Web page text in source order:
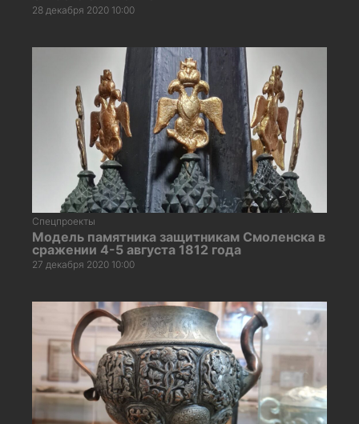
28 декабря 2020 10:00
Спецпроекты
Модель памятника защитникам Смоленска в
сражении 4-5 августа 1812 года
27 декабря 2020 10:00